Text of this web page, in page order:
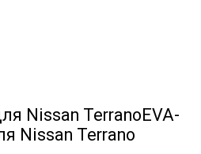
EVA-
Nissan Terrano